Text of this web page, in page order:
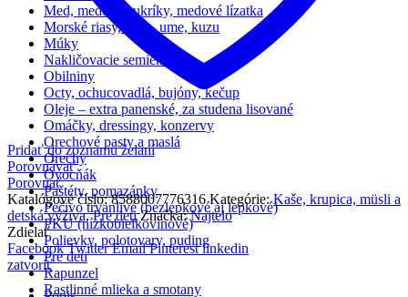
Med, medové cukríky, medové lízatka
Morské riasy, miso, ume, kuzu
Múky
Nakličovacie semienka
Obilniny
Octy, ochucovadlá, bujóny, kečup
Oleje – extra panenské, za studena lisované
Omáčky, dressingy, konzervy
Orechové pasty a maslá
Orechy
Ovocňák
Paštéty, pomazánky
Pečivo trvanlivé (bezlepkové aj lepkové)
PKU (nízkobielkovinové)
Polievky, polotovary, puding
Pre deti
Rapunzel
Rastlinné mlieka a smotany
Pridať do zoznamu želaní
Porovnávať
Porovnať
Katalógové číslo:8588007776316 Kategórie:Kaše, krupica, müsli a
detská výživa, Pre deti Značka:Najtelo
Zdielať
Facebook Twitter Email Pinterest linkedin
zatvoriť